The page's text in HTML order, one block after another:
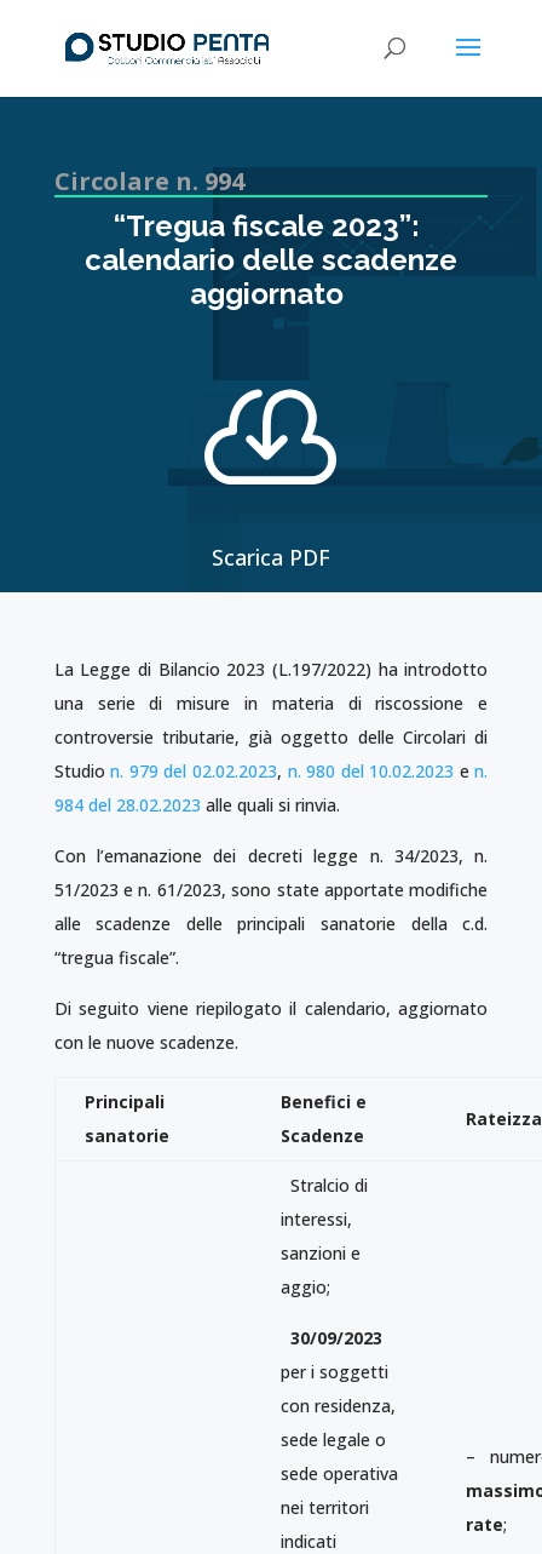
Circolare n. 994
“Tregua fiscale 2023”:
calendario delle scadenze
aggiornato

Scarica PDF
La Legge di Bilancio 2023 (L.197/2022) ha introdotto
una serie di misure in materia di riscossione e
controversie tributarie, già oggetto delle Circolari di
Studion. 979 del 02.02.2023, n. 980 del 10.02.2023 en.
984 del 28.02.2023 alle quali si rinvia.
Con l’emanazione dei decreti legge n. 34/2023, n.
51/2023 e n. 61/2023, sono state apportate modifiche
alle scadenze delle principali sanatorie della c.d.
“tregua fiscale”.
Di seguito viene riepilogato il calendario, aggiornato
con le nuove scadenze.
Principali
sanatorie
Benefici e
Scadenze
Stralcio di
interessi,
sanzioni e
aggio;
30/09/2023
per i soggetti
con residenza,
sede legale o
sede operativa
nei territori
indicati
–
rate;